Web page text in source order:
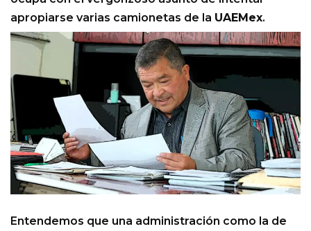
apropiarse varias camionetas de la UAEMex.
Entendemos que una administración como la de